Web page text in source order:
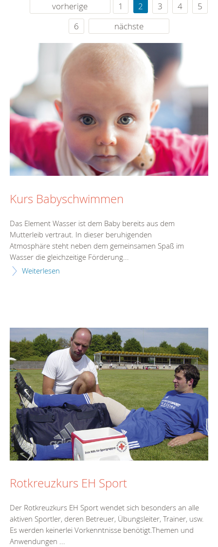
vorherige 1 2 3 4
5
6
nächste
Kurs Babyschwimmen
Das Element Wasser ist dem Baby bereits aus dem
Mutterleib vertraut. In dieser beruhigenden
Atmosphäre steht neben dem gemeinsamen Spaß im
Wasser die gleichzeitige Förderung...
Weiterlesen
Rotkreuzkurs EH Sport
Der Rotkreuzkurs EH Sport wendet sich besonders an alle
aktiven Sportler, deren Betreuer, Übungsleiter, Trainer, usw.
Es werden keinerlei Vorkenntnisse benötigt.Themen und
Anwendungen ...